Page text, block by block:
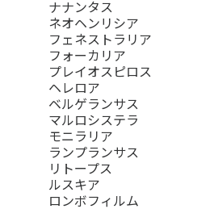
ナナンタス
ネオヘンリシア
フェネストラリア
フォーカリア
プレイオスピロス
ヘレロア
ベルゲランサス
マルロシステラ
モニラリア
ランプランサス
リトープス
ルスキア
ロンボフィルム